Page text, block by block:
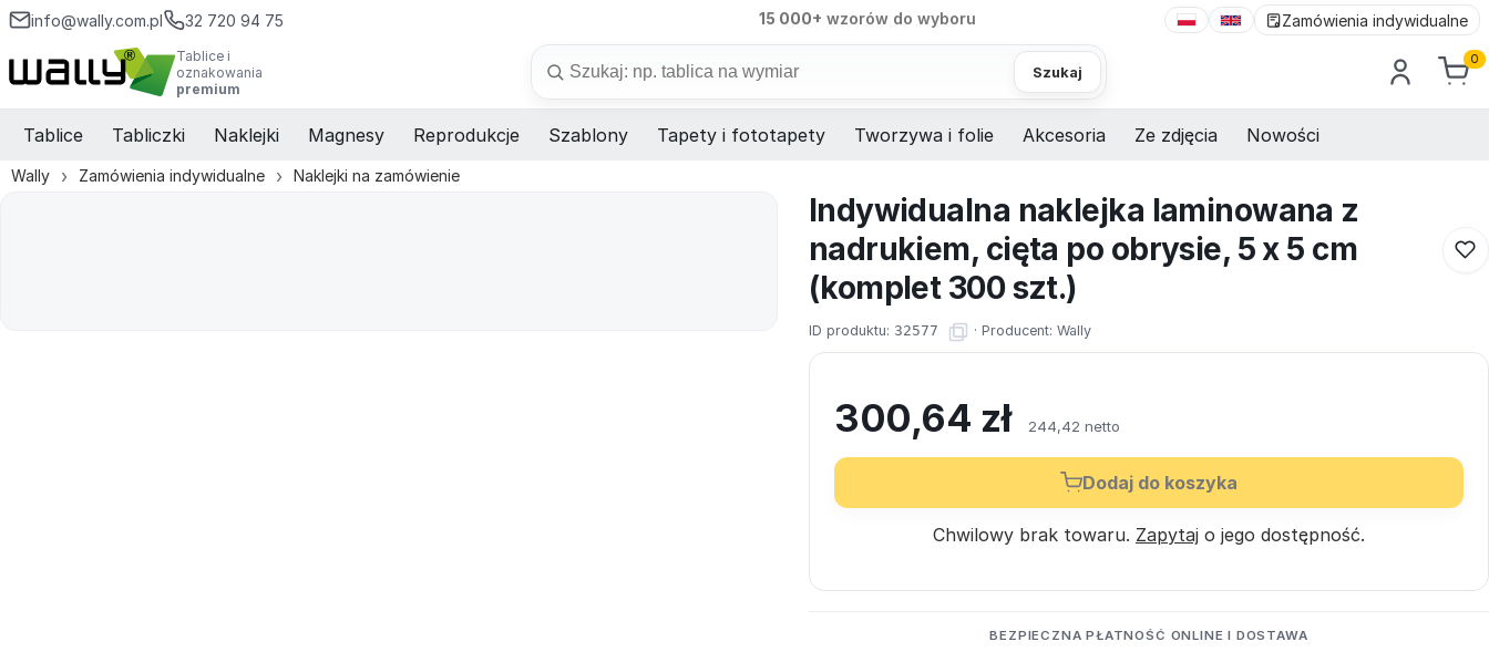
info@wally.com.pl 32 720 94 75 15 000+ wzorów do wyboru
98%dostaw na czas Zamówienia indywidualne
Tablice i
oznakowania
premium
Szukaj
0
Tablice Tabliczki Naklejki Magnesy Reprodukcje Szablony Tapety i fototapety Tworzywa i folie Akcesoria Ze zdjęcia Nowości
Wally Zamówienia indywidualne Naklejki na zamówienie
Indywidualna naklejka laminowana z
nadrukiem, cięta po obrysie, 5 x 5 cm
(komplet 300 szt.)
ID produktu: 32577 · Producent: Wally
300,64 zł 244,42 netto
Dodaj do koszyka
Chwilowy brak towaru. Zapytaj o jego dostępność.
BEZPIECZNA PŁATNOŚĆ ONLINE I DOSTAWA